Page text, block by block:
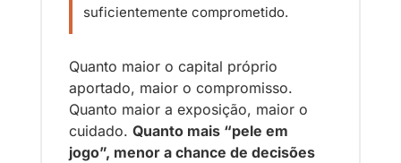
suficientemente comprometido.
Quanto maior o capital próprio
aportado, maior o compromisso.
Quanto maior a exposição, maior o
cuidado. Quanto mais “pele em
jogo”, menor a chance de decisões